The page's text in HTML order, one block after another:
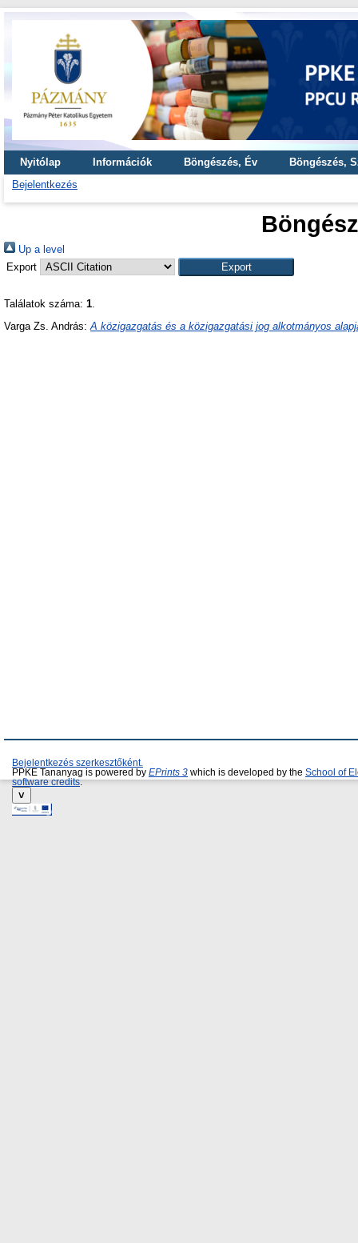
Nyitólap Információk Böngészés, Év
Böngészés,
Bejelentkezés
Up a level
Export
Találatok száma: 1.
Varga Zs. András: A közigazgatás és a közigazgatási jog alkotmányos
Bejelentkezés szerkesztőként.
PPKE Tananyag is powered by EPrints 3 which is developed by the School of
software credits.
˅